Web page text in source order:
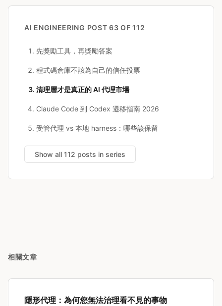
AI ENGINEERING POST 63 OF 112
先獎勵工具，再獎勵答案
程式碼倉庫不該為自己的信任投票
清理層才是真正的 AI 代理市場
Claude Code 到 Codex 遷移指南 2026
受管代理 vs 本地 harness：哪些該保留
Show all 112 posts in series
相關文章
隱形代理：為何您無法治理看不見的事物